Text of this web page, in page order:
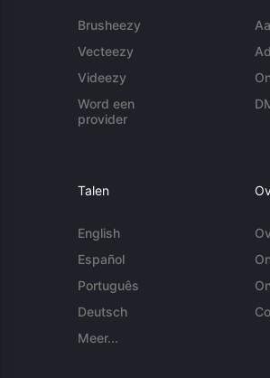
Brusheezy
Vecteezy
Videezy
Word een
provider
Talen
English
Español
Português
Deutsch
Meer...